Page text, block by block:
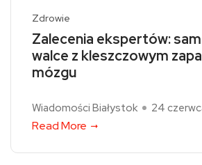
Zdrowie
Zalecenia ekspertów:
walce z kleszczowym
mózgu
Wiadomości Białystok 24
Read More